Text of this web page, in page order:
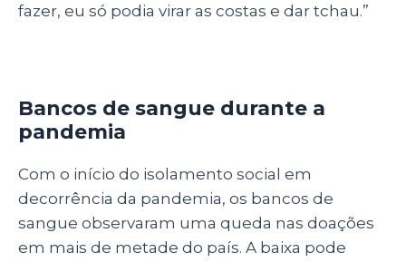
fazer, eu só podia virar as costas e dar tchau.”
Bancos de sangue durante a
pandemia
Com o início do isolamento social em
decorrência da pandemia, os bancos de
sangue observaram uma queda nas doações
em mais de metade do país. A baixa pode